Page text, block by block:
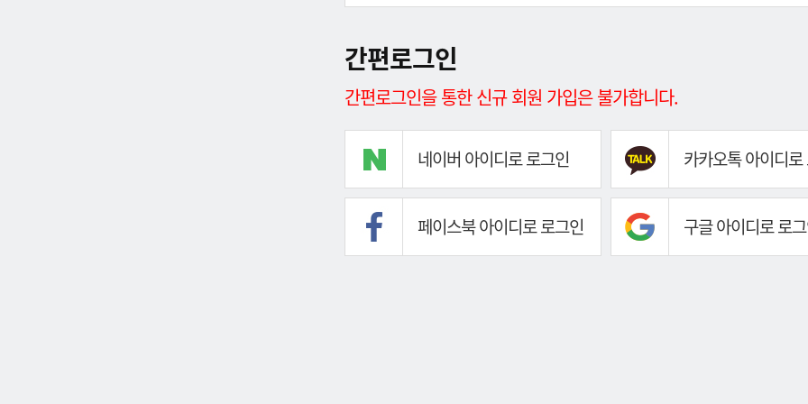
간편로그인
간편로그인을 통한 신규 회원 가입은 불가합니다.
네이버 아이디로 로그인 카카오톡 아이디로
페이스북 아이디로 로그인 구글 아이디로 로